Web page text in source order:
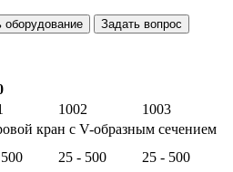
оборудование Задать вопрос
1002
1003
кран с V-образным сечением
25 - 500
25 - 500